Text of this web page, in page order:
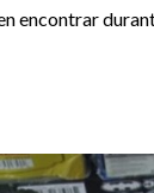
encontrar